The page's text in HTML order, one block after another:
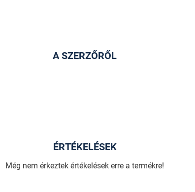
A SZERZŐRŐL
ÉRTÉKELÉSEK
Még nem érkeztek értékelések erre a termékre!